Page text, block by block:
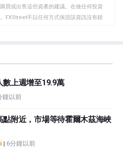
買或出售這些資產的建議。在做任何投資
FXStreet不以任何方式保證該資訊沒有錯
的官方政策或立場。作者不對本頁連結的
寫本文時，作者在本文中提到的任何股票
任何公司有業務關係。除了FXStreet，作
。作者對該資訊的準確性、完整性或適用
不承擔任何錯誤，遺漏或任何損失，傷害
的。錯誤和遺漏除外。本文作者和
容無意提供任何投資建議。
數上週增至19.9萬
鐘以前
點附近，市場等待霍爾木茲海峽
| 6分鐘以前